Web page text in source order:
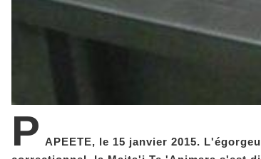
BlancBlanc avait été emmenée chez le
P APEETE, le 15 janvier 2015.